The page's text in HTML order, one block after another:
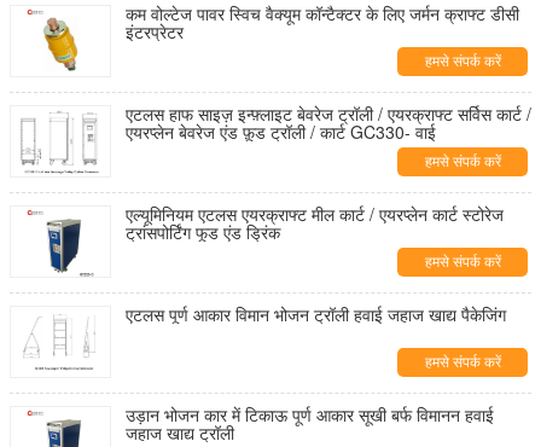
कम वोल्टेज पावर स्विच वैक्यूम कॉन्टैक्टर के लिए जर्मन क्राफ्ट डीसी
इंटरप्रेटर
हमसे संपर्क करें
एटलस हाफ साइज़ इन्फ़्लाइट बेवरेज ट्रॉली / एयरक्राफ्ट सर्विस कार्ट /
एयरप्लेन बेवरेज एंड फ़ूड ट्रॉली / कार्ट GC330- वाई
हमसे संपर्क करें
एल्यूमिनियम एटलस एयरक्राफ्ट मील कार्ट / एयरप्लेन कार्ट स्टोरेज
ट्रांसपोर्टिंग फूड एंड ड्रिंक
हमसे संपर्क करें
एटलस पूर्ण आकार विमान भोजन ट्रॉली हवाई जहाज खाद्य पैकेजिंग
हमसे संपर्क करें
उड़ान भोजन कार में टिकाऊ पूर्ण आकार सूखी बर्फ विमानन हवाई
जहाज खाद्य ट्रॉली